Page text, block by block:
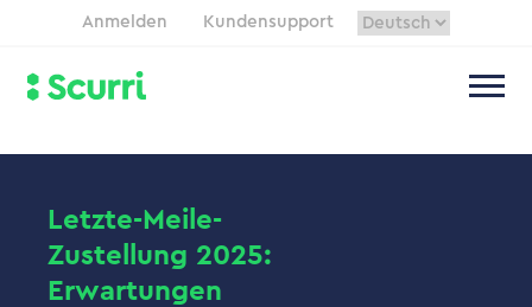
Anmelden Kundensupport
Letzte-Meile-
Zustellung 2025:
Erwartungen